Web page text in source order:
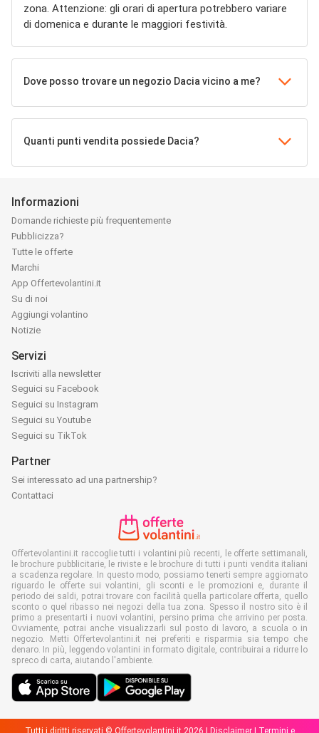
zona. Attenzione: gli orari di apertura potrebbero variare
di domenica e durante le maggiori festività.
Dove posso trovare un negozio Dacia vicino a me?
Quanti punti vendita possiede Dacia?
Informazioni
Domande richieste più frequentemente
Pubblicizza?
Tutte le offerte
Marchi
App Offertevolantini.it
Su di noi
Aggiungi volantino
Notizie
Servizi
Iscriviti alla newsletter
Seguici su Facebook
Seguici su Instagram
Seguici su Youtube
Seguici su TikTok
Partner
Sei interessato ad una partnership?
Contattaci
Offertevolantini.it raccoglie tutti i volantini più recenti, le offerte settimanali,
le brochure pubblicitarie, le riviste e le brochure di tutti i punti vendita italiani
a scadenza regolare. In questo modo, possiamo tenerti sempre aggiornato
riguardo le offerte sui volantini, gli sconti e le promozioni e, durante il
periodo dei saldi, potrai trovare con facilità quella particolare offerta, quello
sconto o quel ribasso nei negozi della tua zona. Spesso il nostro sito è il
primo a presentarti i nuovi volantini, persino prima che arrivino per posta.
Ovviamente, potrai anche visualizzarli sul posto di lavoro, a scuola o in
negozio. Metti Offertevolantini.it nei preferiti e risparmia sia tempo che
denaro. In più, leggendo volantini in formato digitale, contribuirai a ridurre lo
spreco di carta, aiutando l'ambiente.
Tutti i diritti riservati © Offertevolantini.it 2026 | Disclaimer| Termini e